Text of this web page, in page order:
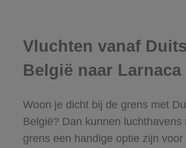
Vluchten vanaf
België naar Larnaca
Woon je dicht bij de grens met
België? Dan kunnen luchthavens
grens een handige optie zijn